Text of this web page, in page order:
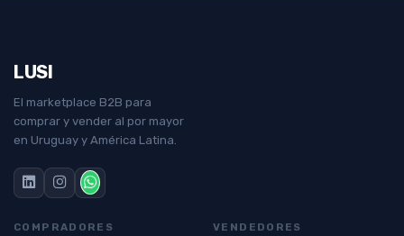
LUSI
El marketplace B2B para
comprar y vender al por mayor
en Uruguay y América Latina.
COMPRADORES VENDEDORES